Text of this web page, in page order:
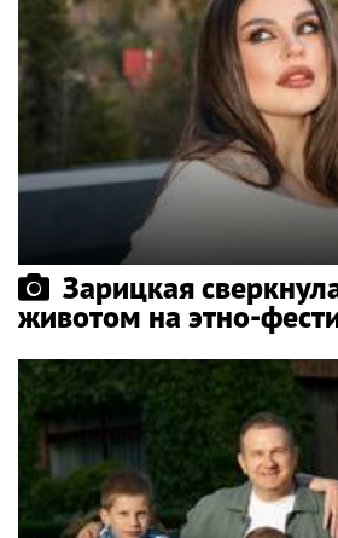
Зарицкая
животом на этно-